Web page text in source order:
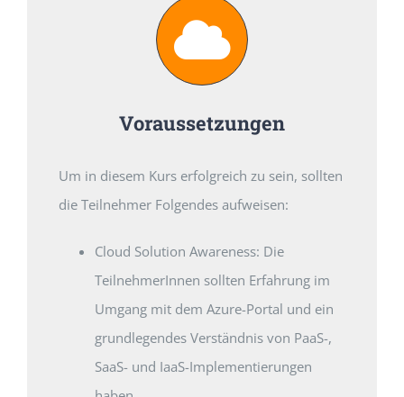
Voraussetzungen
Um in diesem Kurs erfolgreich zu sein, sollten
die Teilnehmer Folgendes aufweisen:
Cloud Solution Awareness: Die
TeilnehmerInnen sollten Erfahrung im
Umgang mit dem Azure-Portal und ein
grundlegendes Verständnis von PaaS-,
SaaS- und IaaS-Implementierungen